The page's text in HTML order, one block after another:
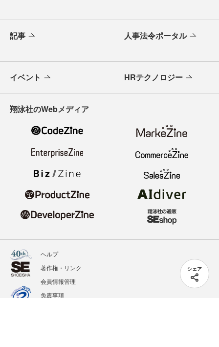
シェア
記事 人事法令ポータル
イベント HRテクノロジー
翔泳社のWebメディア
ヘルプ
著作権・リンク
会員情報管理
免責事項